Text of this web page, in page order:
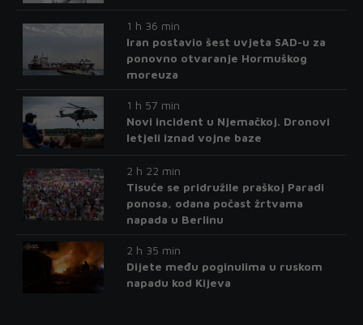
1 h 36 min
Iran postavio šest uvjeta SAD-u za
ponovno otvaranje Hormuškog
moreuza
1 h 57 min
Novi incident u Njemačkoj. Dronovi
letjeli iznad vojne baze
2 h 22 min
Tisuće se pridružile praškoj Paradi
ponosa, odana počast žrtvama
napada u Berlinu
2 h 35 min
Dijete među poginulima u ruskom
napadu kod Kijeva